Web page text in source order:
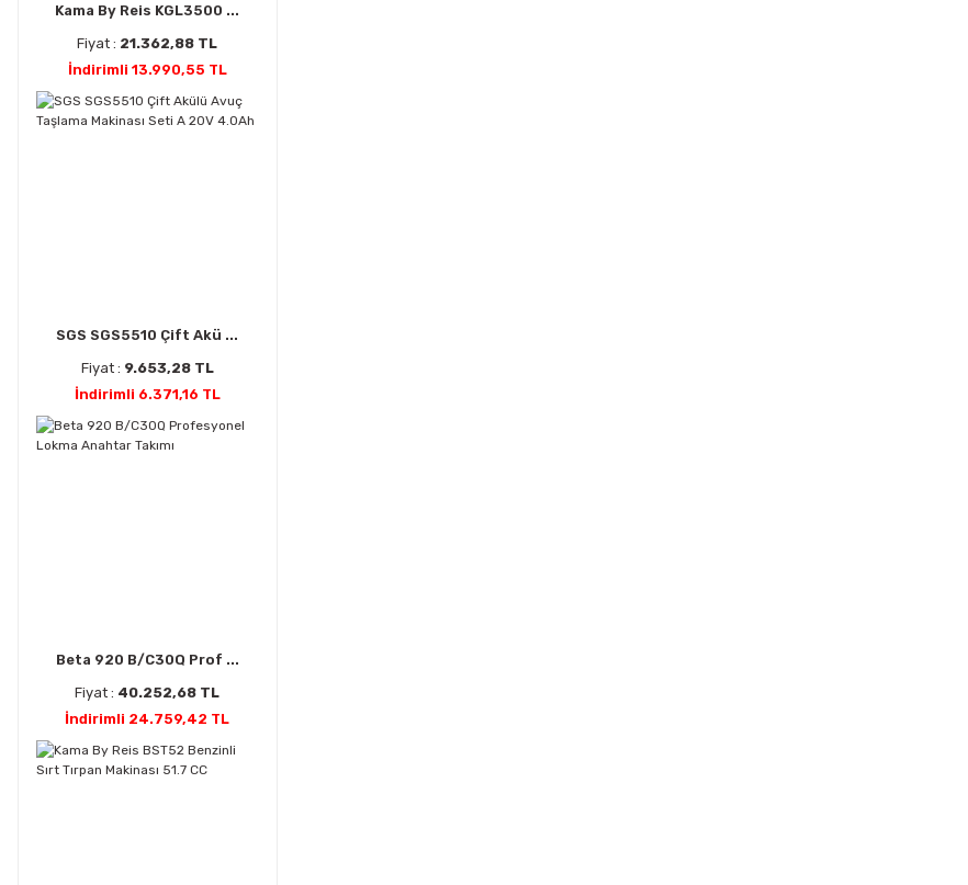
Kama By Reis KGL3500 ...
Fiyat : 21.362,88 TL
İndirimli 13.990,55 TL
SGS SGS5510 Çift Akü ...
Fiyat : 9.653,28 TL
İndirimli 6.371,16 TL
Beta 920 B/C30Q Prof ...
Fiyat : 40.252,68 TL
İndirimli 24.759,42 TL